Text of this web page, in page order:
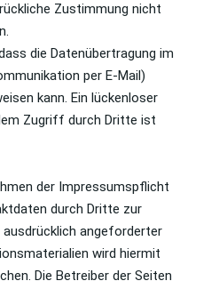
Zustimmung nicht
die Datenübertragung im
per E-Mail)
kann. Ein lückenloser
Zugriff durch Dritte ist
der Impressumspflicht
durch Dritte zur
angeforderter
wird hiermit
Die Betreiber der Seiten